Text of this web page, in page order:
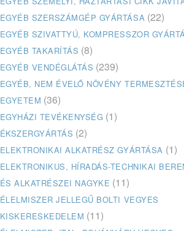
EGYÉB SZERSZÁMGÉP GYÁRTÁSA (22)
EGYÉB SZIVATTYÚ, KOMPRESSZOR
EGYÉB TAKARÍTÁS (8)
EGYÉB VENDÉGLÁTÁS (239)
EGYÉB, NEM ÉVELŐ NÖVÉNY
EGYETEM (36)
EGYHÁZI TEVÉKENYSÉG (1)
ÉKSZERGYÁRTÁS (2)
ELEKTRONIKAI ALKATRÉSZ GYÁRTÁSA (1)
ELEKTRONIKUS, HÍRADÁS-TECHNIKAI
ÉS ALKATRÉSZEI NAGYKE (11)
ÉLELMISZER JELLEGŰ BOLTI VEGYES
KISKERESKEDELEM (11)